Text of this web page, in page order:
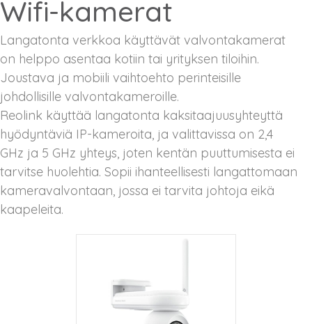
Wifi-kamerat
Langatonta verkkoa käyttävät valvontakamerat
on helppo asentaa kotiin tai yrityksen tiloihin.
Joustava ja mobiili vaihtoehto perinteisille
johdollisille valvontakameroille.
Reolink käyttää langatonta kaksitaajuusyhteyttä
hyödyntäviä IP-kameroita, ja valittavissa on 2,4
GHz ja 5 GHz yhteys, joten kentän puuttumisesta ei
tarvitse huolehtia. Sopii ihanteellisesti langattomaan
kameravalvontaan, jossa ei tarvita johtoja eikä
kaapeleita.